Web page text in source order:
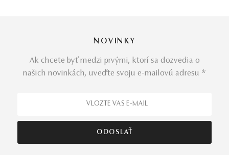
NOVINKY
Ak chcete byť medzi prvými, ktorí sa dozvedia o
našich novinkách, uveďte svoju e-mailovú adresu *